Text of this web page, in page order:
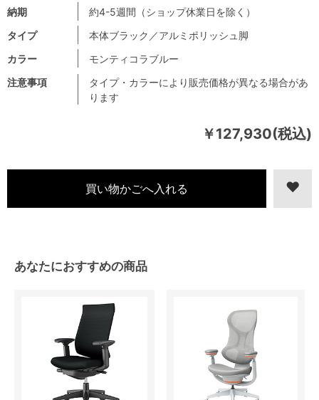
￥127,930(税込)
注意事項
タイプ・カラーにより販売価格が異なる場合があ
ります
納期
約4-5週間（ショップ休業日を除く）
タイプ
本体ブラック／アルミポリッシュ脚
カラー
モンティコラブルー
あなたにおすすめの商品